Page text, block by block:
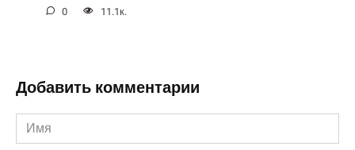
0 11.1к.
Добавить комментарии
Имя
*